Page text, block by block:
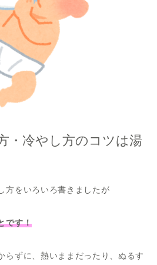
・冷やし方のコツは湯
方をいろいろ書きましたが
です！
らずに、熱いままだったり、ぬるす